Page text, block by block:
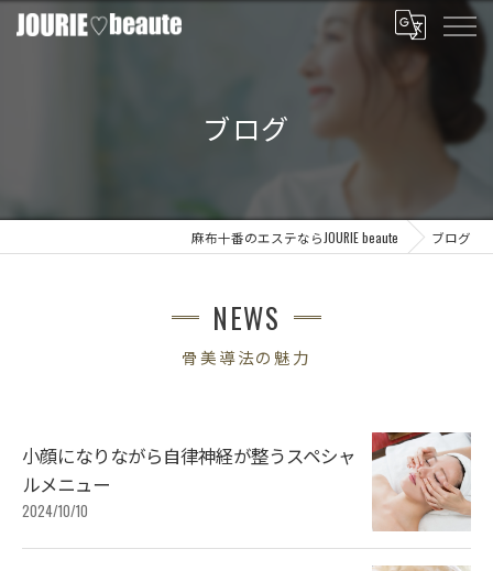
ブログ
麻布十番のエステならJOURIE beaute ブログ
NEWS
骨美導法の魅力
小顔になりながら自律神経が整うスペシャ
ルメニュー
2024/10/10